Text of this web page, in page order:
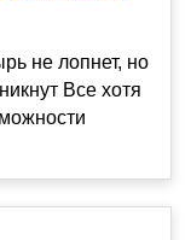
не лопнет, но
Все хотя